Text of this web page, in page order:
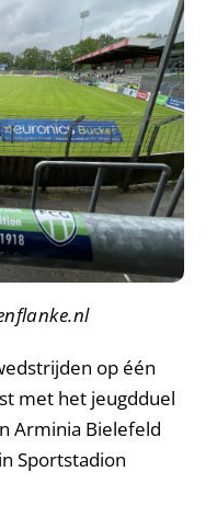
op één
met het jeugdduel
Arminia Bielefeld
Sportstadion